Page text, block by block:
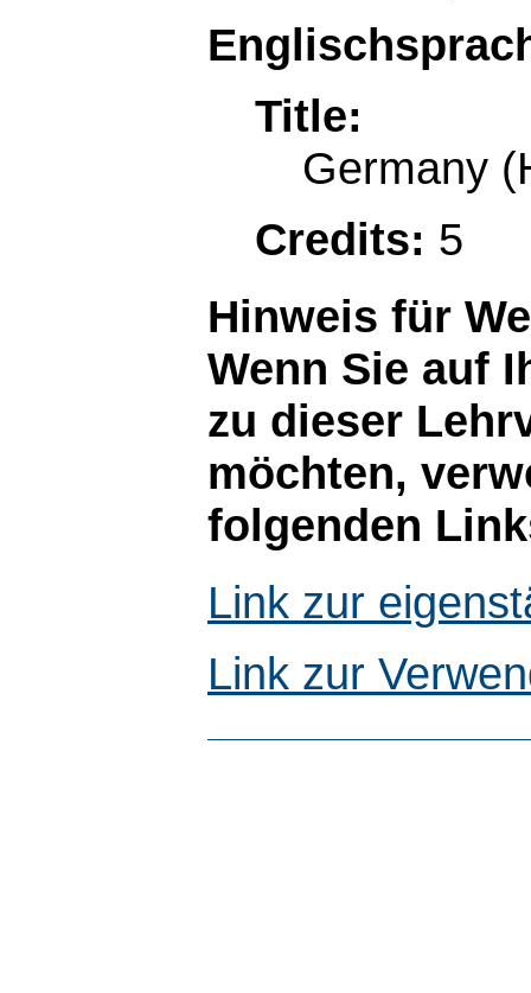
Title:
Germany
Credits: 5
Hinweis für
Wenn Sie auf
zu dieser
möchten,
folgenden
Link zur
Link zur